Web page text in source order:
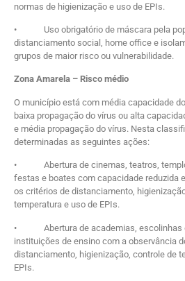
normas de higienização e uso de EPIs.
• Uso obrigatório de máscara pela
distanciamento social, home office e
grupos de maior risco ou vulnerabilidade.
Zona Amarela – Risco médio
O município está com média capacidade
baixa propagação do vírus ou alta
e média propagação do vírus. Nesta
determinadas as seguintes ações:
• Abertura de cinemas, teatros,
festas e boates com capacidade reduzida
os critérios de distanciamento,
temperatura e uso de EPIs.
• Abertura de academias, escolinhas
instituições de ensino com a observância
distanciamento, higienização, controle de
EPIs.